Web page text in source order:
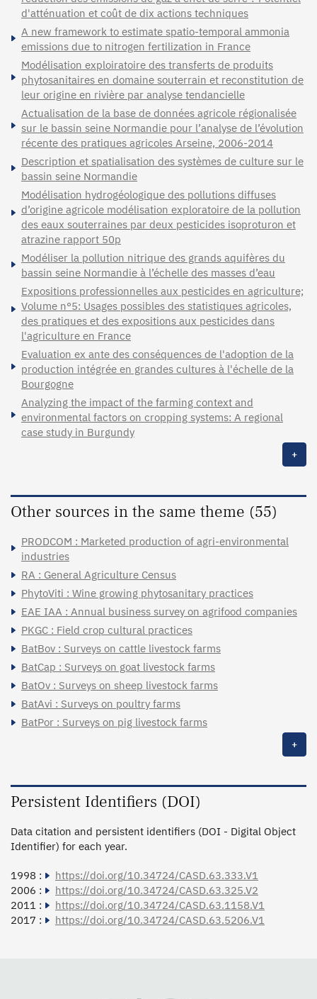
d'atténuation et coût de dix actions techniques
A new framework to estimate spatio-temporal ammonia
emissions due to nitrogen fertilization in France
Modélisation exploiratoire des transferts de produits
phytosanitaires en domaine souterrain et reconstitution de
leur origine en rivière par analyse tendancielle
Actualisation de la base de données agricole régionalisée
sur le bassin seine Normandie pour l’analyse de l’évolution
récente des pratiques agricoles Arseine, 2006-2014
Description et spatialisation des systèmes de culture sur le
bassin seine Normandie
Modélisation hydrogéologique des pollutions diffuses
d’origine agricole modélisation exploratoire de la pollution
des eaux souterraines par deux pesticides isoproturon et
atrazine rapport 50p
Modéliser la pollution nitrique des grands aquifères du
bassin seine Normandie à l’échelle des masses d’eau
Expositions professionnelles aux pesticides en agriculture;
Volume n°5: Usages possibles des statistiques agricoles,
des pratiques et des expositions aux pesticides dans
l'agriculture en France
Evaluation ex ante des conséquences de l'adoption de la
production intégrée en grandes cultures à l'échelle de la
Bourgogne
Analyzing the impact of the farming context and
environmental factors on cropping systems: A regional
case study in Burgundy
+
Other sources in the same theme (55)
PRODCOM : Marketed production of agri-environmental
industries
RA : General Agriculture Census
PhytoViti : Wine growing phytosanitary practices
EAE IAA : Annual business survey on agrifood companies
PKGC : Field crop cultural practices
BatBov : Surveys on cattle livestock farms
BatCap : Surveys on goat livestock farms
BatOv : Surveys on sheep livestock farms
BatAvi : Surveys on poultry farms
BatPor : Surveys on pig livestock farms
+
Persistent Identifiers (DOI)
Data citation and persistent identifiers (DOI - Digital Object
Identifier) for each year.
1998 :
https://doi.org/10.34724/CASD.63.333.V1
2006 :
https://doi.org/10.34724/CASD.63.325.V2
2011 :
https://doi.org/10.34724/CASD.63.1158.V1
2017 :
https://doi.org/10.34724/CASD.63.5206.V1